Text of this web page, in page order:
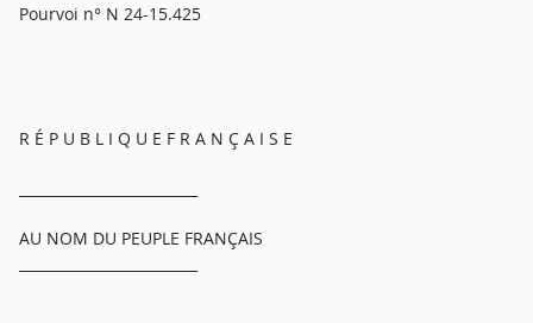
Pourvoi n° N 24-15.425
R É P U B L I Q U E F R A N Ç A I S E
AU NOM DU PEUPLE FRANÇAIS